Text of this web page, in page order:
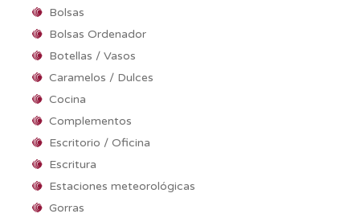
Bolsas
Bolsas Ordenador
Botellas / Vasos
Caramelos / Dulces
Cocina
Complementos
Escritorio / Oficina
Escritura
Estaciones meteorológicas
Gorras